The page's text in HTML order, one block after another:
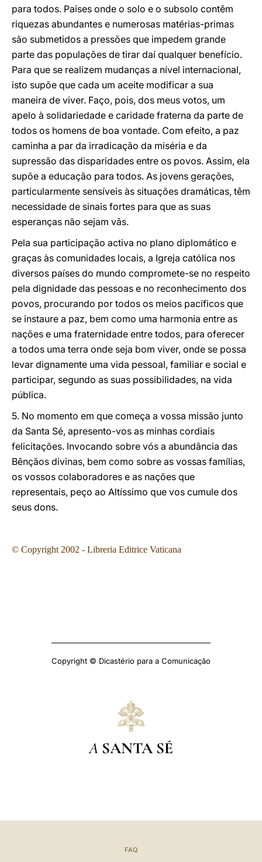
para todos. Países onde o solo e o subsolo contêm
riquezas abundantes e numerosas matérias-primas
são submetidos a pressões que impedem grande
parte das populações de tirar daí qualquer benefício.
Para que se realizem mudanças a nível internacional,
isto supõe que cada um aceite modificar a sua
maneira de viver. Faço, pois, dos meus votos, um
apelo à solidariedade e caridade fraterna da parte de
todos os homens de boa vontade. Com efeito, a paz
caminha a par da irradicação da miséria e da
supressão das disparidades entre os povos. Assim, ela
supõe a educação para todos. As jovens gerações,
particularmente sensíveis às situações dramáticas, têm
necessidade de sinais fortes para que as suas
esperanças não sejam vãs.
Pela sua participação activa no plano diplomático e
graças às comunidades locais, a Igreja católica nos
diversos países do mundo compromete-se no respeito
pela dignidade das pessoas e no reconhecimento dos
povos, procurando por todos os meios pacíficos que
se instaure a paz, bem como uma harmonia entre as
nações e uma fraternidade entre todos, para oferecer
a todos uma terra onde seja bom viver, onde se possa
levar dignamente uma vida pessoal, familiar e social e
participar, segundo as suas possibilidades, na vida
pública.
5. No momento em que começa a vossa missão junto
da Santa Sé, apresento-vos as minhas cordiais
felicitações. Invocando sobre vós a abundância das
Bênçãos divinas, bem como sobre as vossas famílias,
os vossos colaboradores e as nações que
representais, peço ao Altíssimo que vos cumule dos
seus dons.
© Copyright 2002 - Libreria Editrice Vaticana
Copyright © Dicastério para a Comunicação
A SANTA SÉ
FAQ